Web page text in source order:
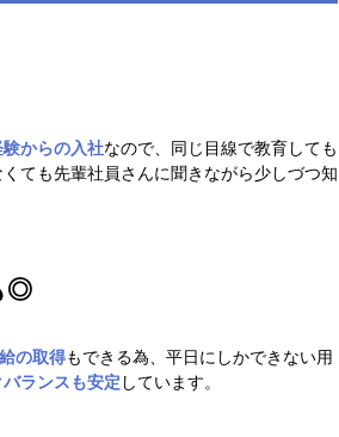
からの入社なので、同じ目線で教育しても
ても先輩社員さんに聞きながら少しづつ知
◎
の取得もできる為、平日にしかできない用
ランスも安定 しています。